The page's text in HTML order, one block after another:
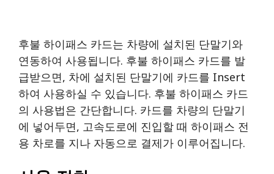
후불 하이패스 카드는 차량에 설치된 단말기와
연동하여 사용됩니다. 후불 하이패스 카드를 발
급받으면, 차에 설치된 단말기에 카드를 Insert
하여 사용하실 수 있습니다. 후불 하이패스 카드
의 사용법은 간단합니다. 카드를 차량의 단말기
에 넣어두면, 고속도로에 진입할 때 하이패스 전
용 차로를 지나 자동으로 결제가 이루어집니다.